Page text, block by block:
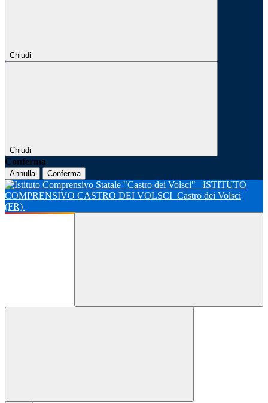
Chiudi
Chiudi
Conferma
Annulla Conferma
ISTITUTO
COMPRENSIVO CASTRO DEI VOLSCI Castro dei Volsci
(FR)